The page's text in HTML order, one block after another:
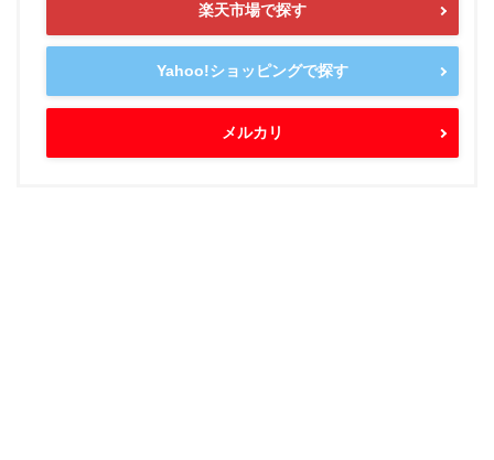
楽天市場で探す
Yahoo!ショッピングで探す
メルカリ